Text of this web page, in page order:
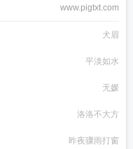
www.pigtxt.com
犬眉
平淡如水
无媛
洛洛不大方
昨夜骤雨打窗